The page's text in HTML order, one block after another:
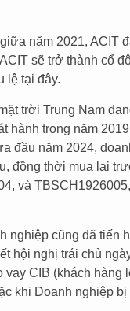
năm 2021, ACIT
sẽ trở thành cổ
lệ tại đây.
trời Trung Nam
hành trong năm
đầu năm 2024,
đồng thời mua lại
và
nghiệp cũng đã tiến
hội nghị trái chủ
vay CIB (khách hàng
khi Doanh nghiệp